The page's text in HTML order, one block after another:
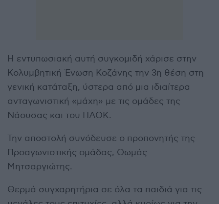
Η εντυπωσιακή αυτή συγκομιδή χάρισε στην
Κολυμβητική Ένωση Κοζάνης την 3η θέση στη
γενική κατάταξη, ύστερα από μια ιδιαίτερα
ανταγωνιστική «μάχη» με τις ομάδες της
Νάουσας και του ΠΑΟΚ.
Την αποστολή συνόδευσε ο προπονητής της
Προαγωνιστικής ομάδας, Θωμάς
Μητσαργιώτης.
Θερμά συγχαρητήρια σε όλα τα παιδιά για τις